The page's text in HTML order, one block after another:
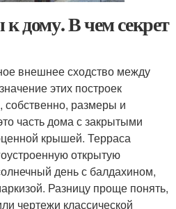
дому. В чем секрет
внешнее сходство между
этих построек
собственно, размеры и
часть дома с закрытыми
крышей. Терраса
открытую
день с балдахином,
Разницу проще понять,
чертежи классической